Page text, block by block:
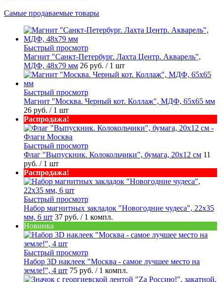
Самые продаваемые товары
Быстрый просмотр
Магнит "Санкт-Петербург. Лахта Центр. Акварель",
МДФ, 48х79 мм 26 руб. / 1 шт
Быстрый просмотр
Магнит "Москва. Черный кот. Коллаж", МДФ, 65х65 мм
26 руб. / 1 шт
Распродажа!
Быстрый просмотр
Флаг "Выпускник. Колокольчики", бумага, 20х12 см 11
руб. / 1 шт
Распродажа!
Быстрый просмотр
Набор магнитных закладок "Новогодние чудеса", 22х35
мм, 6 шт 37 руб. / 1 компл.
Новинка
Быстрый просмотр
Набор 3D наклеек "Москва - самое лучшее место на
земле!", 4 шт 75 руб. / 1 компл.